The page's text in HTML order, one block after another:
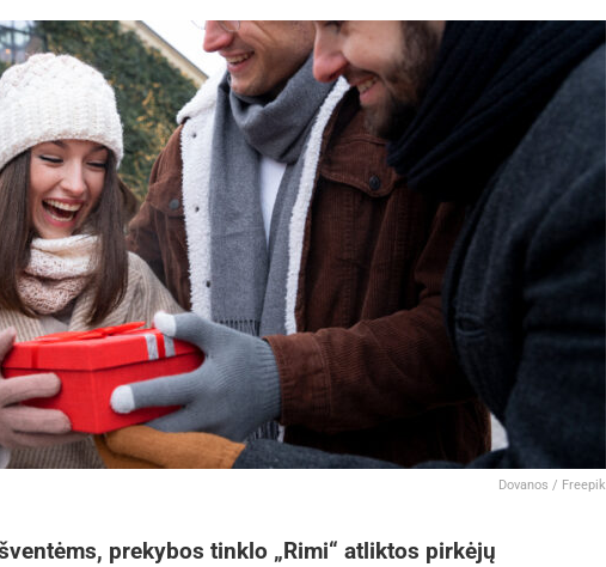
Dovanos / Freepik
prekybos tinklo „Rimi“ atliktos pirkėjų